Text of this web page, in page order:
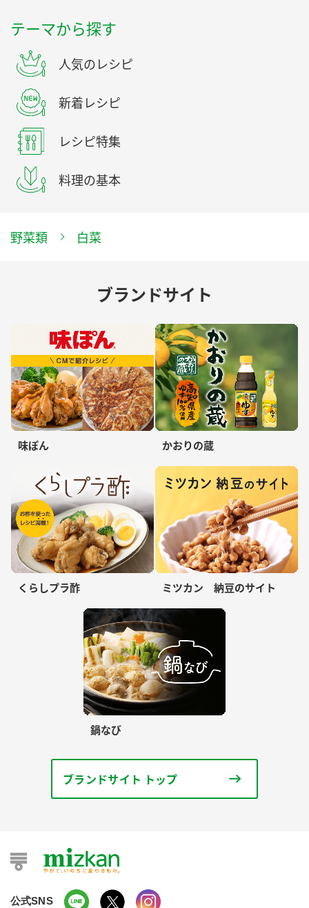
テーマから探す
人気のレシピ
新着レシピ
レシピ特集
料理の基本
野菜類 白菜
ブランドサイト
味ぽん かおりの蔵
くらしプラ酢 ミツカン 納豆のサイト
鍋なび
ブランドサイト トップ
公式SNS